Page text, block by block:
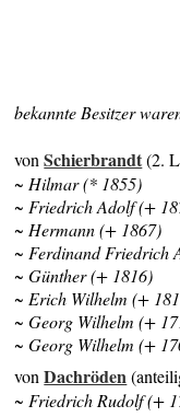
bekannte Besitzer
vonSchierbrandt(2.
~ Hilmar (* 1855)
~ Friedrich Adolf (+
~ Hermann (+ 1867)
~ Ferdinand Friedrich
~ Günther (+ 1816)
~ Erich Wilhelm (+
~ Georg Wilhelm (+
~ Georg Wilhelm (+
vonDachröden
~ Friedrich Rudolf (+